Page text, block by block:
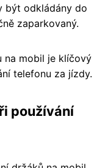
být odkládány do
zaparkovaný.
na mobil je klíčový
telefonu za jízdy.
používání